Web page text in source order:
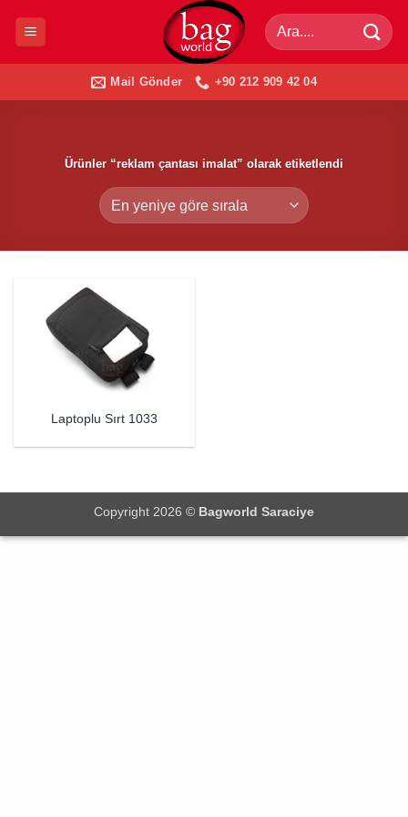
Ara:
Mail Gönder +90 212 909 42 04
Ürünler “reklam çantası imalat” olarak etiketlendi
Laptoplu Sırt 1033
Copyright 2026 © Bagworld Saraciye